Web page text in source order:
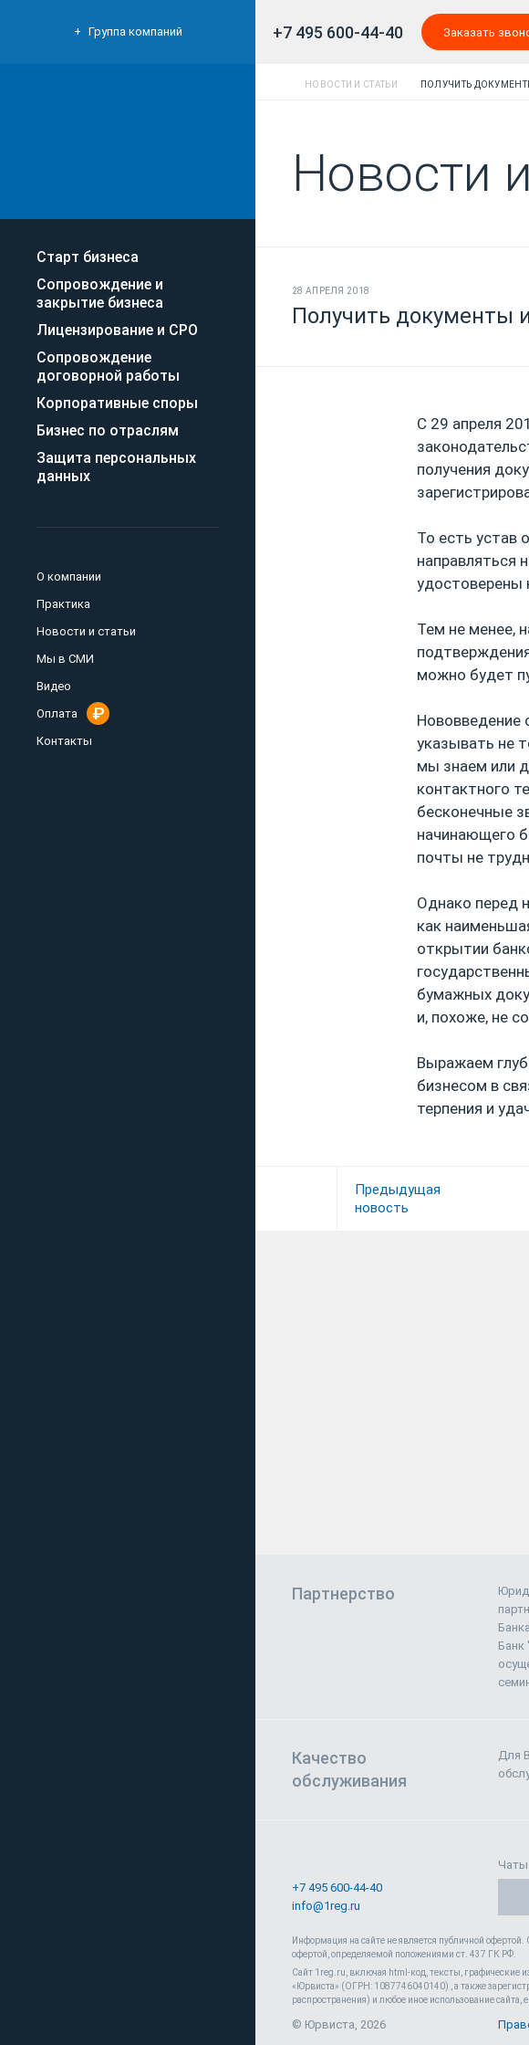
+7 495 600-44-40 Заказать
Группа компаний
Старт бизнеса
Сопровождение и
закрытие бизнеса
Лицензирование и СРО
Сопровождение
договорной работы
Корпоративные споры
Бизнес по отраслям
Защита персональных
данных
О компании
Практика
Новости и статьи
Мы в СМИ
Видео
Оплата
Контакты
НОВОСТИ И СТАТЬИ ПОЛУЧИТЬ
Новости
28 АПРЕЛЯ 2018
Получить документы
С 29 апреля
получения
То есть устав
направляться
удостоверены
Тем не менее,
можно будет
Нововведение
указывать не
мы знаем или
контактного
бесконечные
начинающего
почты не
Однако перед
как
открытии
бумажных
и, похоже, не
Выражаем
бизнесом в
терпения и
Предыдущая
новость
Партнерство
Банк
Качество
обслуживания
Для
+7 495 600-44-40
info@1reg.ru
Чаты
Информация на сайте не является публичной
офертой, определяемой положениями ст. 437 ГК РФ.
Сайт 1reg.ru, включая html-код, тексты, графические
«Юрвиста» (ОГРН: 1087746040140) , а также
распространения) и любое иное использование
© Юрвиста, 2026
обработку персональных данных метрическими программами